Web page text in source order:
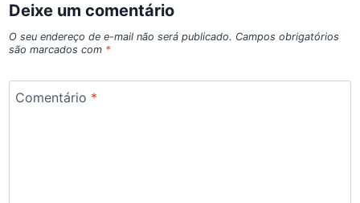
Deixe um comentário
O seu endereço de e-mail não será publicado. Campos obrigatórios
são marcados com *
Comentário *